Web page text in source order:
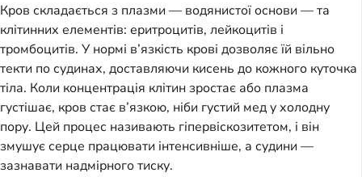
Кров складається з плазми — водянистої основи — та
клітинних елементів: еритроцитів, лейкоцитів і
тромбоцитів. У нормі в’язкість крові дозволяє їй вільно
текти по судинах, доставляючи кисень до кожного куточка
тіла. Коли концентрація клітин зростає або плазма
густішає, кров стає в’язкою, ніби густий мед у холодну
пору. Цей процес називають гіпервіскозитетом, і він
змушує серце працювати інтенсивніше, а судини —
зазнавати надмірного тиску.